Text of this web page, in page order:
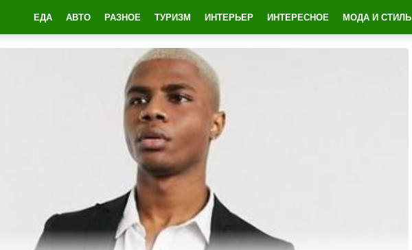
ЕДА АВТО РАЗНОЕ ТУРИЗМ ИНТЕРЬЕР ИНТЕРЕСНОЕ МОДА И СТИЛЬ